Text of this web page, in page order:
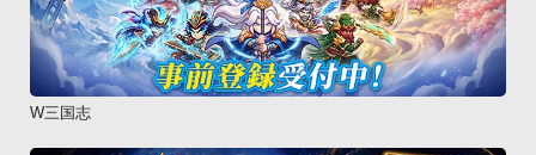
画面上に半透明の画像を表示して、スマホを利用している
本人しか画面が確認できない状態を作り出します。電車やエレ
ベーターなど、背後や隣から端末を覗かれても安心です。
■本アプリのアイコンを隠す！
本アプリのアイコンを隠すことで、このアプリの存在自体
W三国志